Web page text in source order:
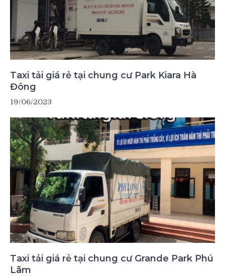
Taxi tải giá rẻ tại chung cư Park Kiara Hà
Đông
19/06/2023
Taxi tải giá rẻ tại chung cư Grande Park Phú
Lãm